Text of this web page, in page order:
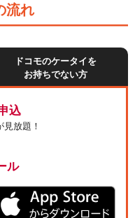
流れ
ドコモのケータイを
お持ちでない方
込
放題！
ル